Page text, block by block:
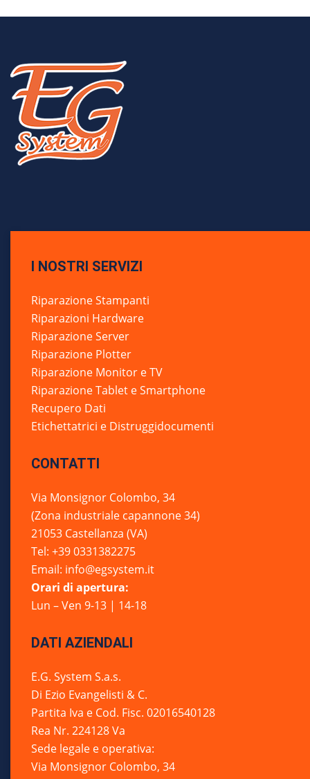
I NOSTRI SERVIZI
Riparazione Stampanti
Riparazioni Hardware
Riparazione Server
Riparazione Plotter
Riparazione Monitor e TV
Riparazione Tablet e Smartphone
Recupero Dati
Etichettatrici e Distruggidocumenti
CONTATTI
Via Monsignor Colombo, 34
(Zona industriale capannone 34)
21053 Castellanza (VA)
Tel: +39 0331382275
Email: info@egsystem.it
Orari di apertura:
Lun – Ven 9-13 | 14-18
DATI AZIENDALI
E.G. System S.a.s.
Di Ezio Evangelisti & C.
Partita Iva e Cod. Fisc. 02016540128
Rea Nr. 224128 Va
Sede legale e operativa:
Via Monsignor Colombo, 34